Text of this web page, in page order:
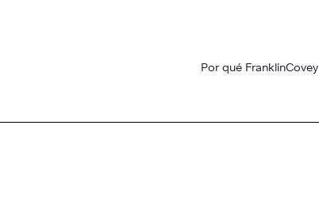
Por qué FranklinCovey